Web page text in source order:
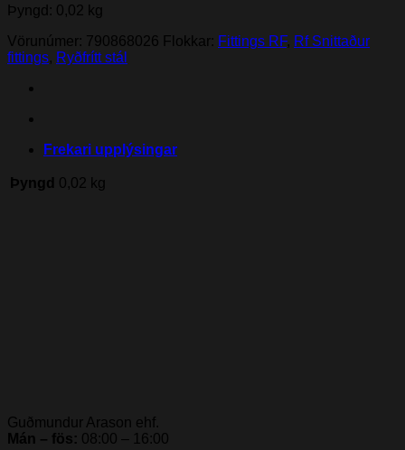
Þyngd: 0,02 kg
Vörunúmer: 790868026 Flokkar: Fittings RF, Rf Snittaður
fittings, Ryðfrítt stál
Frekari upplýsingar
Þyngd 0,02 kg
Guðmundur Arason ehf.
Mán – fös: 08:00 – 16:00